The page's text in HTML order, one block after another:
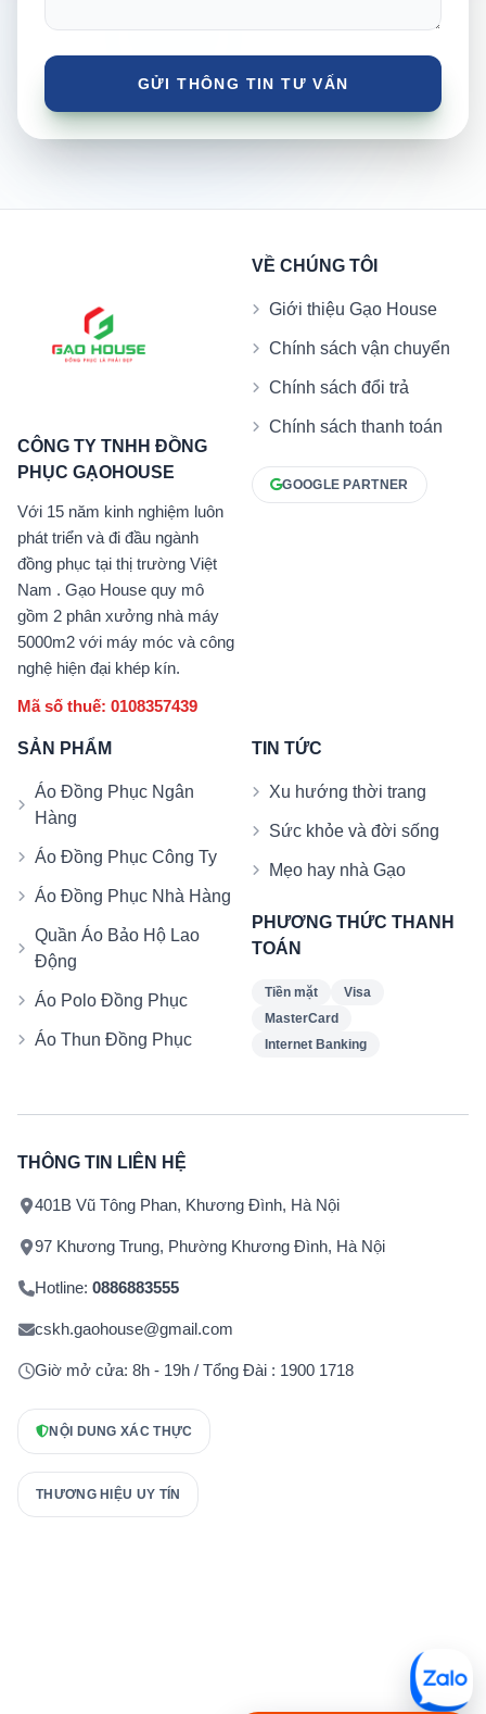
CÔNG TY TNHH ĐỒNG
PHỤC GẠOHOUSE
Với 15 năm kinh nghiệm luôn
phát triển và đi đầu ngành
đồng phục tại thị trường Việt
Nam . Gạo House quy mô
gồm 2 phân xưởng nhà máy
5000m2 với máy móc và công
nghệ hiện đại khép kín.
Mã số thuế: 0108357439
VỀ CHÚNG TÔI
Giới thiệu Gạo House
Chính sách vận chuyển
Chính sách đổi trả
Chính sách thanh toán
GOOGLE PARTNER
SẢN PHẨM
Áo Đồng Phục Ngân
Hàng
Áo Đồng Phục Công Ty
Áo Đồng Phục Nhà Hàng
Quần Áo Bảo Hộ Lao
Động
Áo Polo Đồng Phục
Áo Thun Đồng Phục
TIN TỨC
Xu hướng thời trang
Sức khỏe và đời sống
Mẹo hay nhà Gạo
PHƯƠNG THỨC THANH
TOÁN
Tiền mặt
Visa
MasterCard
Internet Banking
THÔNG TIN LIÊN HỆ
401B Vũ Tông Phan, Khương Đình, Hà Nội
97 Khương Trung, Phường Khương Đình, Hà Nội
Hotline: 0886883555
cskh.gaohouse@gmail.com
Giờ mở cửa: 8h - 19h / Tổng Đài : 1900 1718
NỘI DUNG XÁC THỰC
THƯƠNG HIỆU UY TÍN